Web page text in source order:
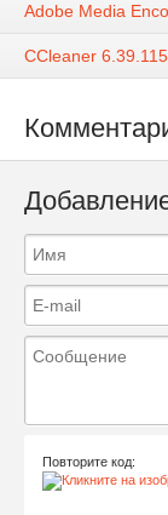
Adobe Media
CCleaner
Повторите код: